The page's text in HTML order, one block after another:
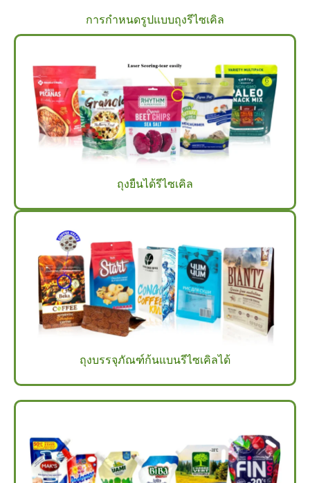
การกำหนดรูปแบบถุงรีไซเคิล
ถุงยืนได้รีไซเคิล
ถุงบรรจุภัณฑ์ก้นแบนรีไซเคิลได้